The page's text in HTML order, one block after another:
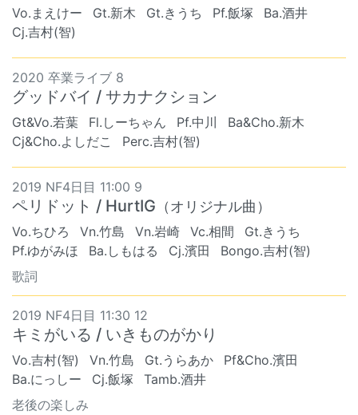
Vo.まえけー Gt.新木 Gt.きうち Pf.飯塚
Ba.酒井
Cj.吉村(智)
2020 卒業ライブ 8
グッドバイ / サカナクション
Gt&Vo.若葉 Fl.しーちゃん Pf.中川
Ba&Cho.新木
Cj&Cho.よしだこ
Perc.吉村(智)
2019 NF4日目 11:00 9
ペリドット / HurtIG （オリジナル曲）
Vo.ちひろ Vn.竹島 Vn.岩崎 Vc.相間
Gt.きうち
Pf.ゆがみほ
Ba.しもはる Cj.濱田
Bongo.吉村(智)
歌詞
2019 NF4日目 11:30 12
キミがいる / いきものがかり
Vo.吉村(智) Vn.竹島 Gt.うらあか
Pf&Cho.濱田
Ba.にっしー
Cj.飯塚
Tamb.酒井
老後の楽しみ